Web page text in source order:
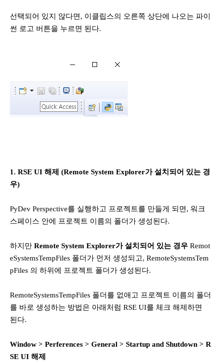
선택되어 있지 않다면, 이클립스의 오른쪽 상단에 나오는 파이
썬 로고 버튼을 누르면 된다.
1. RSE UI 해제 (Remote System Explorer가 설치되어 있는 경
우)
PyDev Perspective를 실행하고 프로젝트를 만들게 되면, 워크
스페이스 안에 프로젝트 이름의 폴더가 생성된다.
하지만 Remote System Explorer가 설치되어 있는 경우 Remot
eSystemsTempFiles 폴더가 먼저 생성되고, RemoteSystemsTem
pFiles 의 하위에 프로젝트 폴더가 생성된다.
RemoteSystemsTempFiles 폴더를 없애고 프로젝트 이름의 폴더
를 바로 생성하는 방법은 아래처럼 RSE UI를 체크 해제하면
된다.
Window > Perferences > General > Startup and Shutdown > R
SE UI 해제